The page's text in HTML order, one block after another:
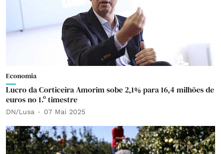
Economia
Lucro da Corticeira Amorim sobe 2,1% para 16,4 milhões de
euros no 1.º timestre
DN/Lusa 07 Mai 2025